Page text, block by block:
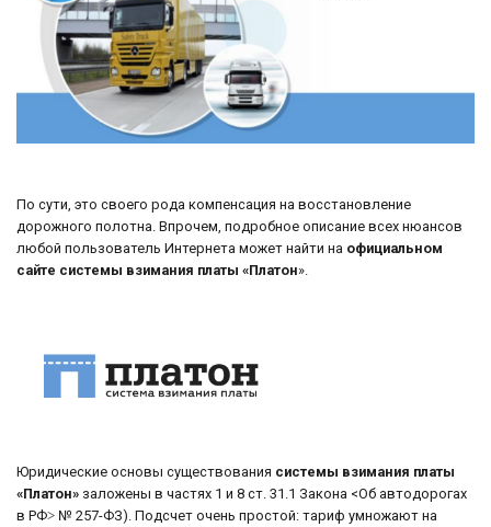
По сути, это своего рода компенсация на восстановление
дорожного полотна. Впрочем, подробное описание всех нюансов
любой пользователь Интернета может найти на официальном
сайте системы взимания платы «Платон».
Юридические основы существования системы взимания платы
«Платон» заложены в частях 1 и 8 ст. 31.1 Закона <Об автодорогах
в РФ˃ № 257-ФЗ). Подсчет очень простой: тариф умножают на